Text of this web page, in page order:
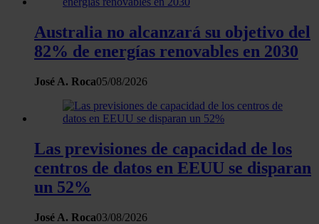
Australia no alcanzará su objetivo del
82% de energías renovables en 2030
José A. Roca05/08/2026
Las previsiones de capacidad de los
centros de datos en EEUU se disparan
un 52%
José A. Roca03/08/2026